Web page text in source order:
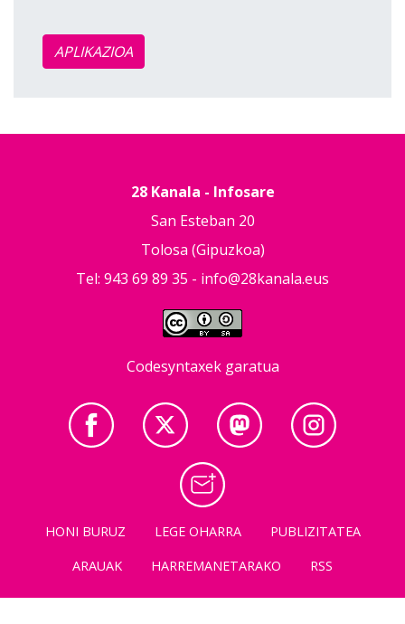
APLIKAZIOA
28 Kanala - Infosare
San Esteban 20
Tolosa (Gipuzkoa)
Tel: 943 69 89 35 - info@28kanala.eus
Codesyntaxek garatua
HONI BURUZ LEGE OHARRA
PUBLIZITATEA
ARAUAK
HARREMANETARAKO RSS